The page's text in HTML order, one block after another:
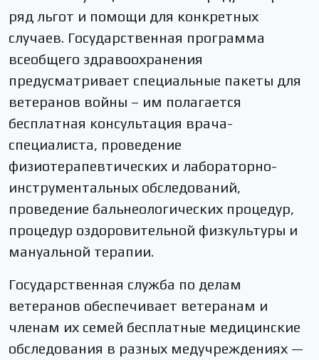
ряд льгот и помощи для конкретных
случаев. Государственная программа
всеобщего здравоохранения
предусматривает специальные пакеты для
ветеранов войны – им полагается
бесплатная консультация врача-
специалиста, проведение
физиотерапевтических и лабораторно-
инструментальных обследований,
проведение бальнеологических процедур,
процедур оздоровительной физкультуры и
мануальной терапии.
Государственная служба по делам
ветеранов обеспечивает ветеранам и
членам их семей бесплатные медицинские
обследования в разных медучреждениях —